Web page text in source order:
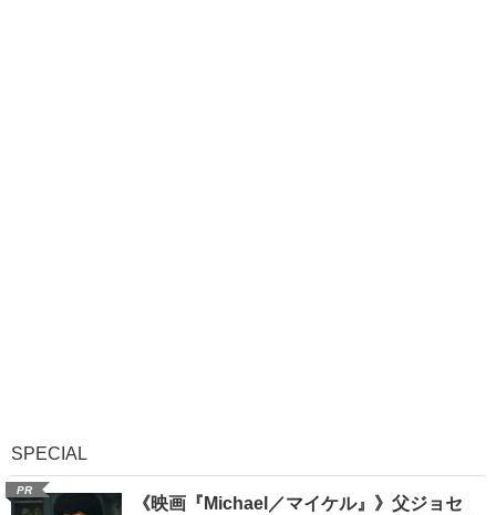
SPECIAL
PR
《映画『Michael／マイケル』》父ジョセ